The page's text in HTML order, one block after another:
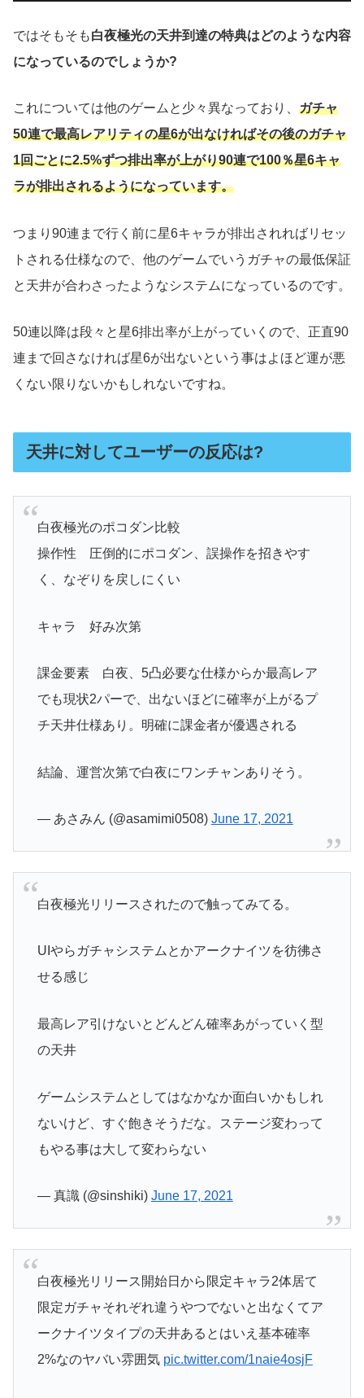
ではそもそも白夜極光の天井到達の特典はどのような内容
になっているのでしょうか?
これについては他のゲームと少々異なっており、 ガチャ
50連で最高レアリティの星6が出なければその後のガチャ
1回ごとに2.5%ずつ排出率が上がり90連で100％星6キャ
ラが排出されるようになっています。
つまり90連まで行く前に星6キャラが排出されればリセッ
トされる仕様なので、他のゲームでいうガチャの最低保証
と天井が合わさったようなシステムになっているのです。
50連以降は段々と星6排出率が上がっていくので、正直90
連まで回さなければ星6が出ないという事はよほど運が悪
くない限りないかもしれないですね。
天井に対してユーザーの反応は?
白夜極光のポコダン比較
操作性 圧倒的にポコダン、誤操作を招きやす
く、なぞりを戻しにくい
キャラ 好み次第
課金要素 白夜、5凸必要な仕様からか最高レア
でも現状2パーで、出ないほどに確率が上がるプ
チ天井仕様あり。明確に課金者が優遇される
結論、運営次第で白夜にワンチャンありそう。
— あさみん (@asamimi0508) June 17, 2021
白夜極光リリースされたので触ってみてる。
UIやらガチャシステムとかアークナイツを彷彿さ
せる感じ
最高レア引けないとどんどん確率あがっていく型
の天井
ゲームシステムとしてはなかなか面白いかもしれ
ないけど、すぐ飽きそうだな。ステージ変わって
もやる事は大して変わらない
— 真識 (@sinshiki) June 17, 2021
白夜極光リリース開始日から限定キャラ2体居て
限定ガチャそれぞれ違うやつでないと出なくてア
ークナイツタイプの天井あるとはいえ基本確率
2%なのヤバい雰囲気 pic.twitter.com/1naie4osjF